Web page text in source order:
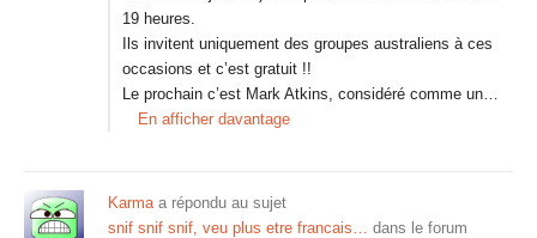
19 heures.
Ils invitent uniquement des groupes australiens à ces
occasions et c’est gratuit !!
Le prochain c’est Mark Atkins, considéré comme un…
En afficher davantage
Karmaa répondu au sujet
snif snif snif, veu plus etre francais… dans le forum